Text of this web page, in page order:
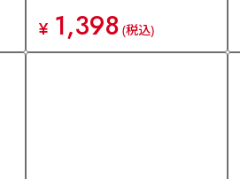
¥ 1,398 (税込)